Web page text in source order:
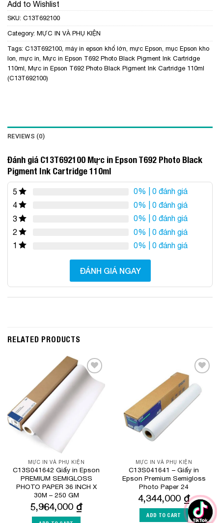
Add to Wishlist
SKU: C13T692100
Category: MỰC IN VÀ PHỤ KIỆN
Tags: C13T692100 máy in epson khổ lớn mực Epson mục Epson kho
lon mực in Mực in Epson T692 Photo Black Pigment Ink Cartridge
110ml Mực in Epson T692 Photo Black Pigment Ink Cartridge 110ml
(C13T692100)
REVIEWS (0)
Đánh giá C13T692100 Mực in Epson T692 Photo Black
Pigment Ink Cartridge 110ml
5 0% | 0 đánh giá
4
0% | 0 đánh giá
3
0% | 0 đánh giá
2
0% | 0 đánh giá
1
0% | 0 đánh giá
ĐÁNH GIÁ NGAY
RELATED PRODUCTS
Add to
MỰC IN VÀ PHỤ KIỆN
C13S041642 Giấy in Epson
PREMIUM SEMIGLOSS
PHOTO PAPER 36 INCH X
30M – 250 GM
5,964,000 ₫
Wishlist
MỰC IN VÀ PHỤ KIỆN
C13S041641 – Giấy in
Epson Premium Semigloss
Photo Paper 24
4,344,000 ₫
ADD TO CART